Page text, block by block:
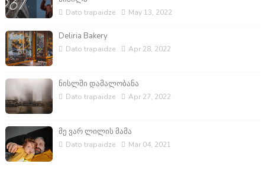
Dato trapaidze May 13, 2022
Deliria Bakery
Dato trapaidze Apr 28, 2022
ნისლში დამალობანა
Dato trapaidze Apr 27, 2022
მე ვარ ლილის მამა
Dato trapaidze Mar 04, 2021